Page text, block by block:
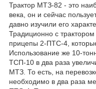
Трактор МТЗ-82 - это
века, он и сейчас
давно изучили его
Традиционно с
прицепы 2-ПТС-4,
Использование же 10-
ТСП-10 в два раза
МТЗ. То есть, на
необходимо в два раза